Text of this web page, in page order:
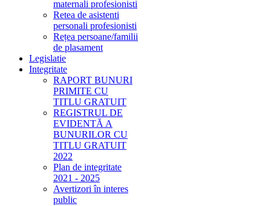
maternali profesionisti
Retea de asistenti
personali profesionisti
Rețea persoane/familii
de plasament
Legislatie
Integritate
RAPORT BUNURI
PRIMITE CU
TITLU GRATUIT
REGISTRUL DE
EVIDENTĂ A
BUNURILOR CU
TITLU GRATUIT
2022
Plan de integritate
2021 - 2025
Avertizori în interes
public